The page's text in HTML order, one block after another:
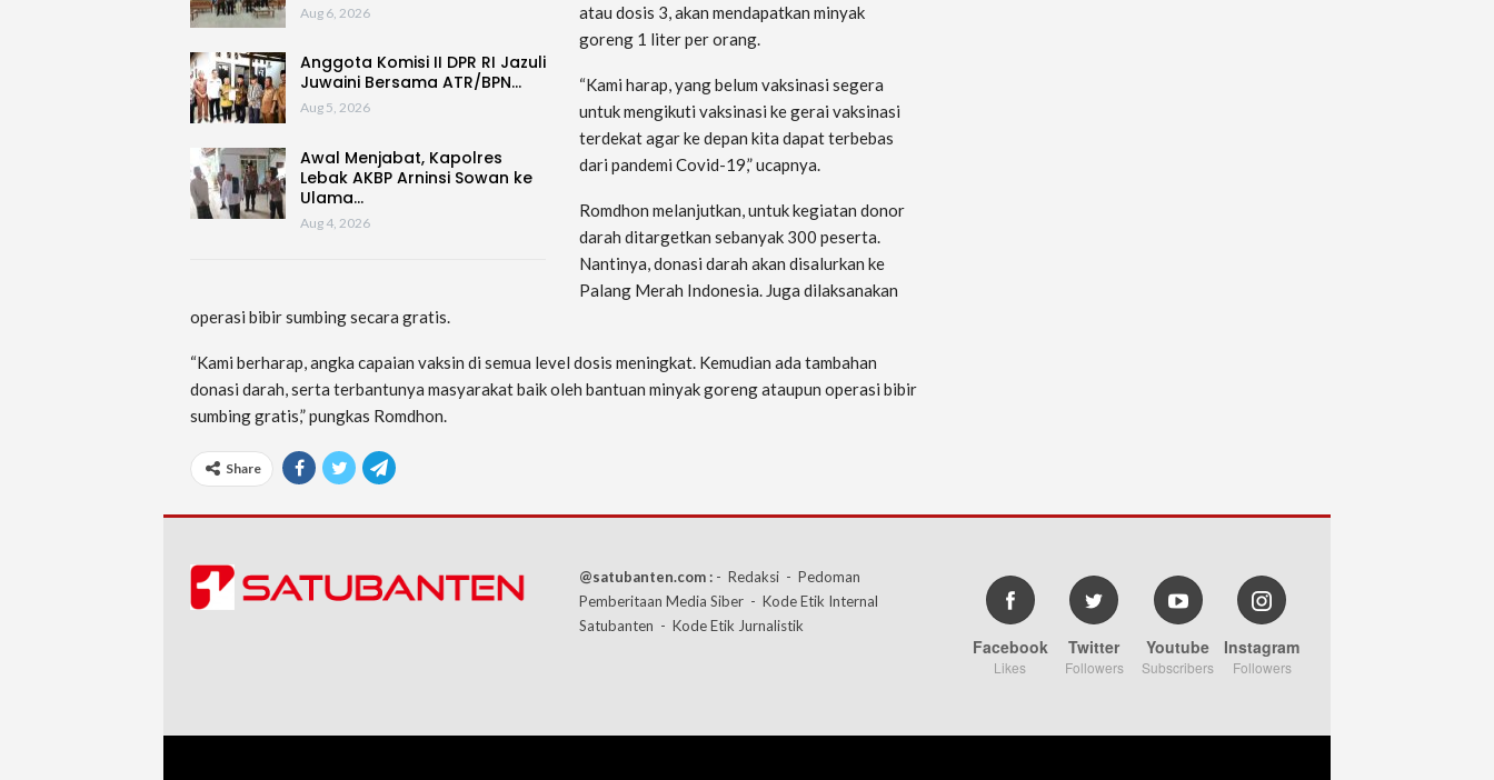
Aug 6, 2026
Anggota Komisi II DPR RI Jazuli
Juwaini Bersama ATR/BPN…
Aug 5, 2026
Awal Menjabat, Kapolres
Lebak AKBP Arninsi Sowan ke
Ulama…
Aug 4, 2026
atau dosis 3, akan mendapatkan minyak
goreng 1 liter per orang.
“Kami harap, yang belum vaksinasi segera
untuk mengikuti vaksinasi ke gerai vaksinasi
terdekat agar ke depan kita dapat terbebas
dari pandemi Covid-19,” ucapnya.
Romdhon melanjutkan, untuk kegiatan donor
darah ditargetkan sebanyak 300 peserta.
Nantinya, donasi darah akan disalurkan ke
Palang Merah Indonesia. Juga dilaksanakan
operasi bibir sumbing secara gratis.
“Kami berharap, angka capaian vaksin di semua level dosis meningkat. Kemudian ada tambahan
donasi darah, serta terbantunya masyarakat baik oleh bantuan minyak goreng ataupun operasi bibir
sumbing gratis,” pungkas Romdhon.
Share
@satubanten.com : - Redaksi - Pedoman
Pemberitaan Media Siber - Kode Etik Internal
Satubanten - Kode Etik Jurnalistik
Facebook
Likes
Twitter
Followers
Youtube
Subscribers
Instagram
Followers